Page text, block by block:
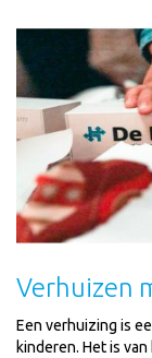
Verhuizen
Een verhuizing is
kinderen. Het is